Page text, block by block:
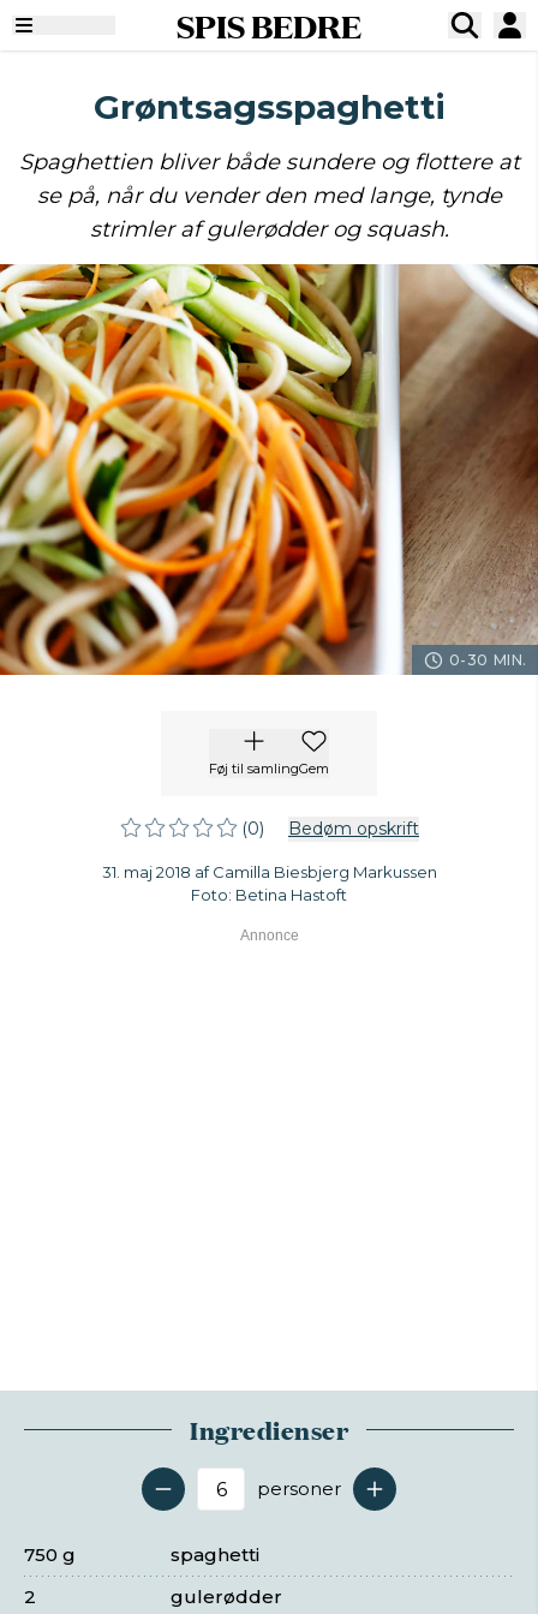
SPIS BEDRE
Grøntsagsspaghetti
Spaghettien bliver både sundere og flottere at
se på, når du vender den med lange, tynde
strimler af gulerødder og squash.
0-30 MIN.
Føj til samlingGem
(0) Bedøm opskrift
31. maj 2018 af Camilla Biesbjerg Markussen
Foto: Betina Hastoft
Ingredienser
Antal serveringer
personer
spaghetti
750 g
gulerødder
2